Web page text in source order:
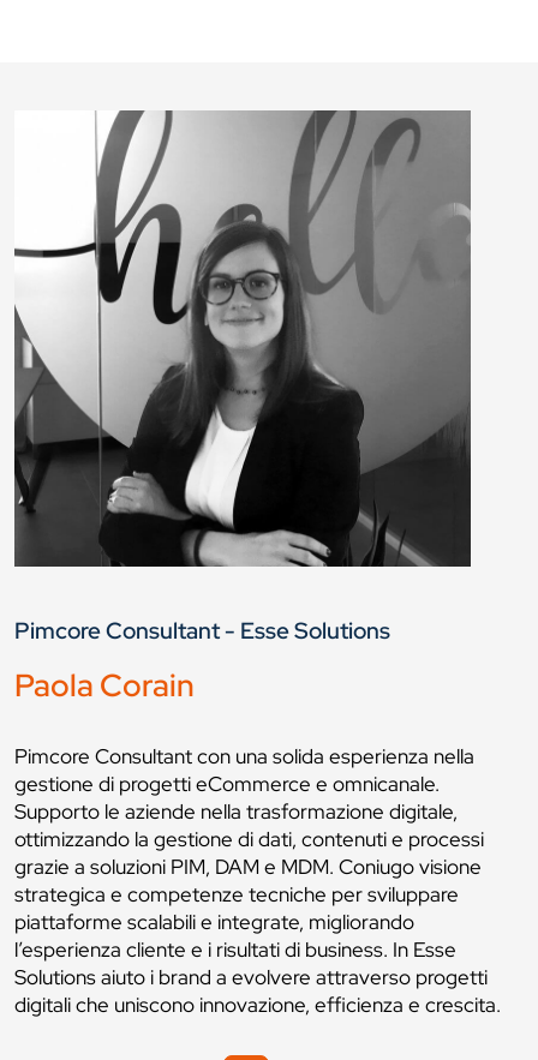
Pimcore Consultant - Esse Solutions
Paola Corain
Pimcore Consultant con una solida esperienza nella
gestione di progetti eCommerce e omnicanale.
Supporto le aziende nella trasformazione digitale,
ottimizzando la gestione di dati, contenuti e processi
grazie a soluzioni PIM, DAM e MDM. Coniugo visione
strategica e competenze tecniche per sviluppare
piattaforme scalabili e integrate, migliorando
l’esperienza cliente e i risultati di business. In Esse
Solutions aiuto i brand a evolvere attraverso progetti
digitali che uniscono innovazione, efficienza e crescita.